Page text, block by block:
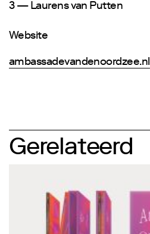
3 — Laurens van Putten
Website
ambassadevandenoordzee.nl
Gerelateerd